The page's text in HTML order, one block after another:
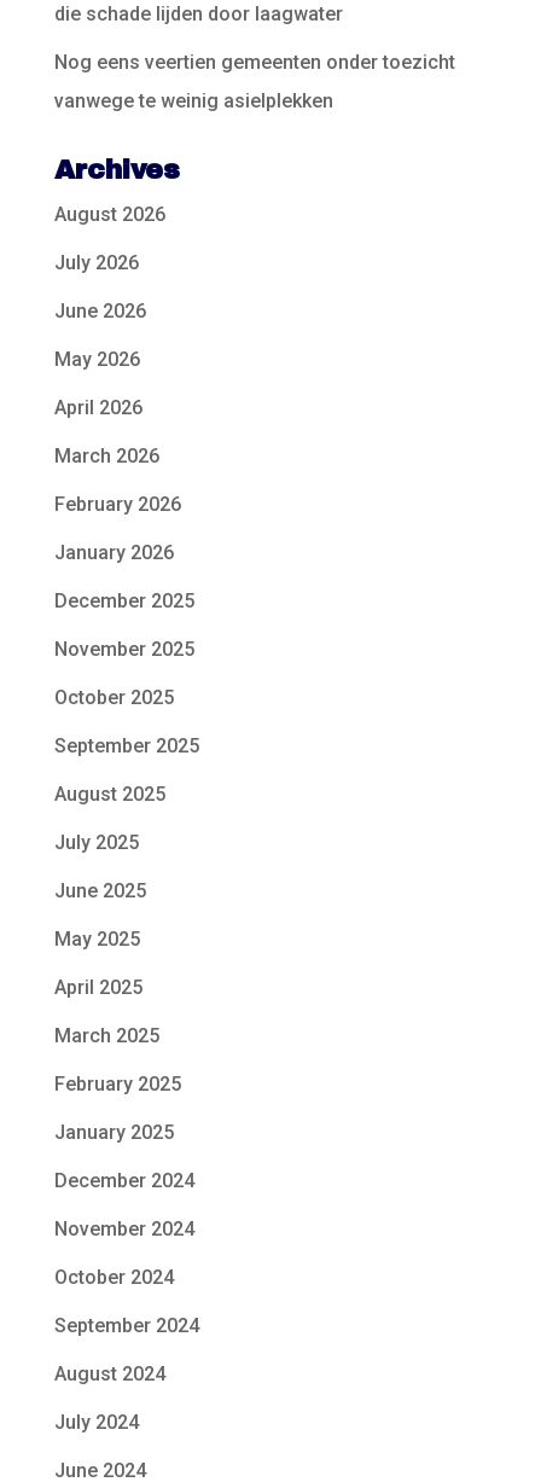
die schade lijden door laagwater
Nog eens veertien gemeenten onder toezicht
vanwege te weinig asielplekken
Archives
August 2026
July 2026
June 2026
May 2026
April 2026
March 2026
February 2026
January 2026
December 2025
November 2025
October 2025
September 2025
August 2025
July 2025
June 2025
May 2025
April 2025
March 2025
February 2025
January 2025
December 2024
November 2024
October 2024
September 2024
August 2024
July 2024
June 2024